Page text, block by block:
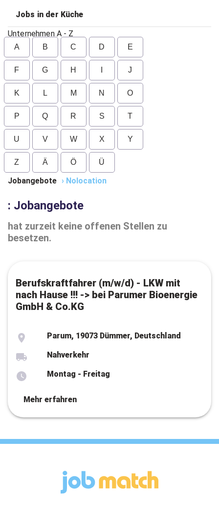
Jobs in der Küche
Unternehmen A - Z
A B C D E
F G H J
K L M N O
P Q R S T
U V W X Y
Z Ä Ö Ü
Jobangebote › Nolocation
: Jobangebote
hat zurzeit keine offenen Stellen zu
besetzen.
Berufskraftfahrer (m/w/d) - LKW mit
nach Hause !!! -> bei Parumer Bioenergie
GmbH & Co.KG
Parum, 19073 Dümmer, Deutschland
Nahverkehr
Montag - Freitag
Mehr erfahren